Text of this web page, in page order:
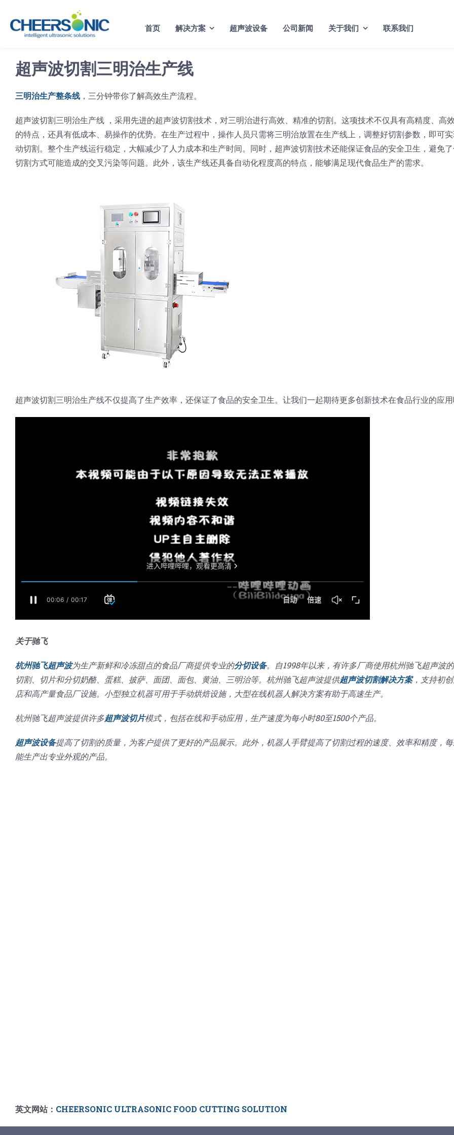
content
首页 解决方案 超声波设备 公司新闻 关于我们 联系我们
超声波切割三明治生产线
三明治生产整条线 ，三分钟带你了解高效生产流程。
超声波切割三明治生产线 ，采用先进的超声波切割技术，对三明治进行高效、精准的切割。这项技术不仅具有高精度、高
的特点，还具有低成本、易操作的优势。在生产过程中，操作人员只需将三明治放置在生产线上，调整好切割参数，即可
动切割。整个生产线运行稳定，大幅减少了人力成本和生产时间。同时，超声波切割技术还能保证食品的安全卫生，避免
切割方式可能造成的交叉污染等问题。此外，该生产线还具备自动化程度高的特点，能够满足现代食品生产的需求。
超声波切割三明治生产线不仅提高了生产效率，还保证了食品的安全卫生。让我们一起期待更多创新技术在食品行业的应
关于驰飞
杭州驰飞超声波为生产新鲜和冷冻甜点的食品厂商提供专业的分切设备。自1998年以来，有许多厂商使用杭州驰飞超声波
切割、切片和分切奶酪、蛋糕、披萨、面团、面包、黄油、三明治等。杭州驰飞超声波提供超声波切割解决方案，支持初
店和高产量食品厂设施。小型独立机器可用于手动烘焙设施，大型在线机器人解决方案有助于高速生产。
杭州驰飞超声波提供许多超声波切片模式，包括在线和手动应用，生产速度为每小时80至1500个产品。
超声波设备提高了切割的质量，为客户提供了更好的产品展示。此外，机器人手臂提高了切割过程的速度、效率和精度，
能生产出专业外观的产品。
英文网站： CHEERSONIC ULTRASONIC FOOD CUTTING SOLUTION